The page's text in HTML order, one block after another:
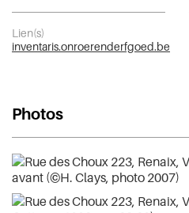
Lien(s)
inventaris.onroerenderfgoed.be
Photos